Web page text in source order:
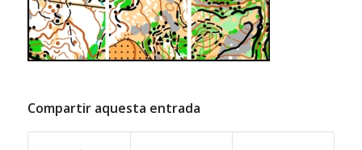
Compartir aquesta entrada